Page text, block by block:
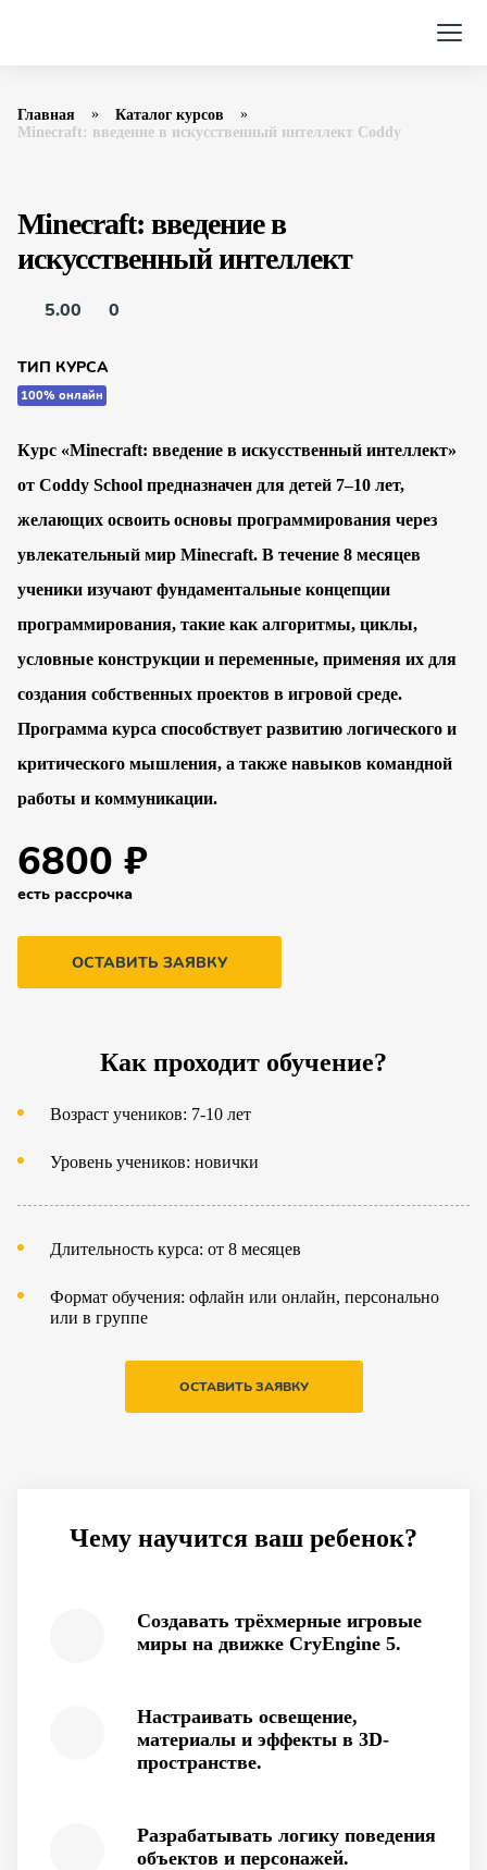
Главная
Каталог курсов
Minecraft: введение в искусственный интеллект Coddy
Minecraft: введение в
искусственный интеллект
5.00 0
ТИП КУРСА
100% онлайн
Курс «Minecraft: введение в искусственный интеллект»
от Coddy School предназначен для детей 7–10 лет,
желающих освоить основы программирования через
увлекательный мир Minecraft. В течение 8 месяцев
ученики изучают фундаментальные концепции
программирования, такие как алгоритмы, циклы,
условные конструкции и переменные, применяя их для
создания собственных проектов в игровой среде.
Программа курса способствует развитию логического и
критического мышления, а также навыков командной
работы и коммуникации.
6800 ₽
есть рассрочка
ОСТАВИТЬ ЗАЯВКУ
Как проходит обучение?
Возраст учеников: 7-10 лет
Уровень учеников: новички
Длительность курса: от 8 месяцев
Формат обучения: офлайн или онлайн, персонально
или в группе
ОСТАВИТЬ ЗАЯВКУ
Чему научится ваш ребенок?
Создавать трёхмерные игровые
миры на движке CryEngine 5.
Настраивать освещение,
материалы и эффекты в 3D-
пространстве.
Разрабатывать логику поведения
объектов и персонажей.